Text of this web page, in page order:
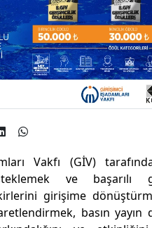
Vakfı (GİV)
ve başarılı
girişime
basın yayın